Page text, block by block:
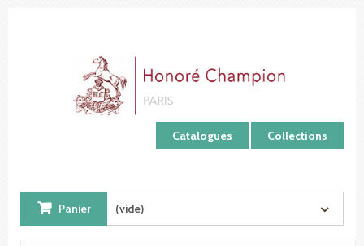
Catalogues Collections
Panier (vide)